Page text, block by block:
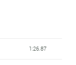
1:26.87